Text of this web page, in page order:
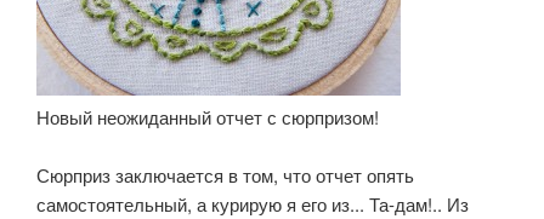
Новый неожиданный отчет с сюрпризом!
Сюрприз заключается в том, что отчет опять
самостоятельный, а курирую я его из... Та-дам!.. Из